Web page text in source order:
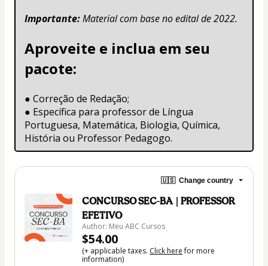
Importante: Material com base no edital de 2022.
Aproveite e inclua em seu
pacote:
● Correção de Redação;
● Específica para professor de Língua
Portuguesa, Matemática, Biologia, Química,
História ou Professor Pedagogo.
🇺🇸 Change country
CONCURSO SEC-BA | PROFESSOR
EFETIVO
Author: Meu ABC Cursos
$54.00
(+ applicable taxes. Click herefor more
information)